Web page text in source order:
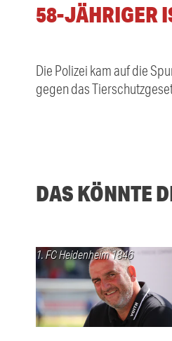
58-JÄHRIGER
Die Polizei kam auf die
gegen das
DAS KÖNNTE
1. FC Heidenheim 1846